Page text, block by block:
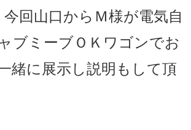
今回山口からＭ様が電気自
ブミーブＯＫワゴンでお
緒に展示し説明もして頂